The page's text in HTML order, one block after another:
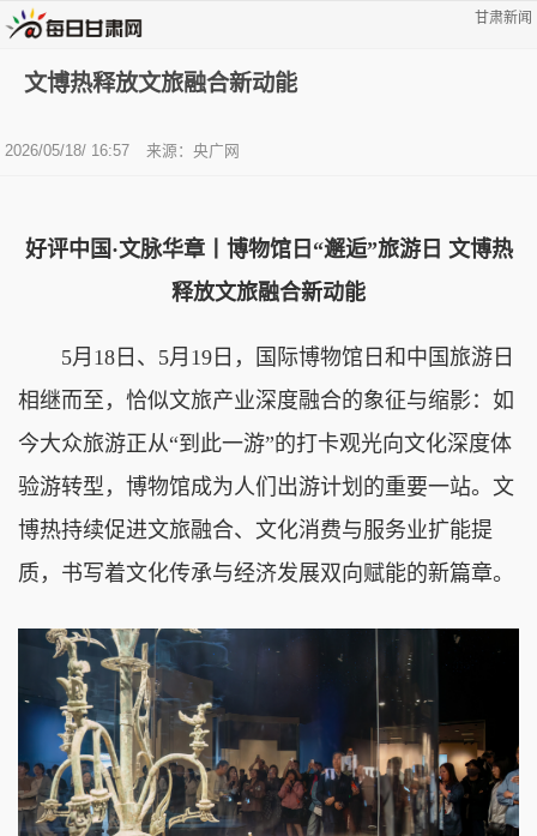
甘肃新闻
文博热释放文旅融合新动能
2026/05/18/ 16:57 来源：央广网
好评中国·文脉华章丨博物馆日“邂逅”旅游日 文博热
释放文旅融合新动能
5月18日、5月19日，国际博物馆日和中国旅游日
相继而至，恰似文旅产业深度融合的象征与缩影：如
今大众旅游正从“到此一游”的打卡观光向文化深度体
验游转型，博物馆成为人们出游计划的重要一站。文
博热持续促进文旅融合、文化消费与服务业扩能提
质，书写着文化传承与经济发展双向赋能的新篇章。